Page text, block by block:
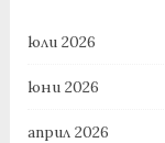
юли 2026
юни 2026
април 2026